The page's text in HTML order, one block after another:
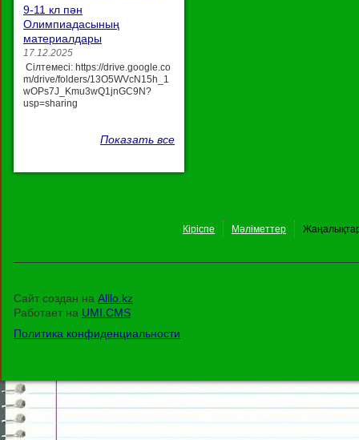
9-11 кл пән
Олимпиадасының
материалдары
17.12.2025
Сілтемесі: https://drive.google.co
m/drive/folders/13O5WVcN15h_1
wOPs7J_Kmu3wQ1jnGC9N?
usp=sharing
Показать все
Кіріспе Мәліметтер
Сайт создан на Alllo.kz
Работает на UMI.CMS
Политика конфиденциальности